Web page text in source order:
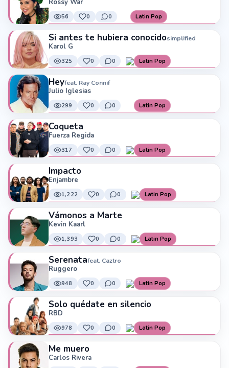
Rossy War
56 0 0 Latin Pop
Si antes te hubiera conocidosimplified
Karol G
325 0 0 Latin Pop
Heyfeat. Ray Connif
Julio Iglesias
299 0 0 Latin Pop
Coqueta
Fuerza Regida
317 0 0 Latin Pop
Impacto
Enjambre
1,222 0 0 Latin Pop
Vámonos a Marte
Kevin Kaarl
1,393 0 0 Latin Pop
Serenatafeat. Caztro
Ruggero
948 0 0 Latin Pop
Solo quédate en silencio
RBD
978 0 0 Latin Pop
Me muero
Carlos Rivera